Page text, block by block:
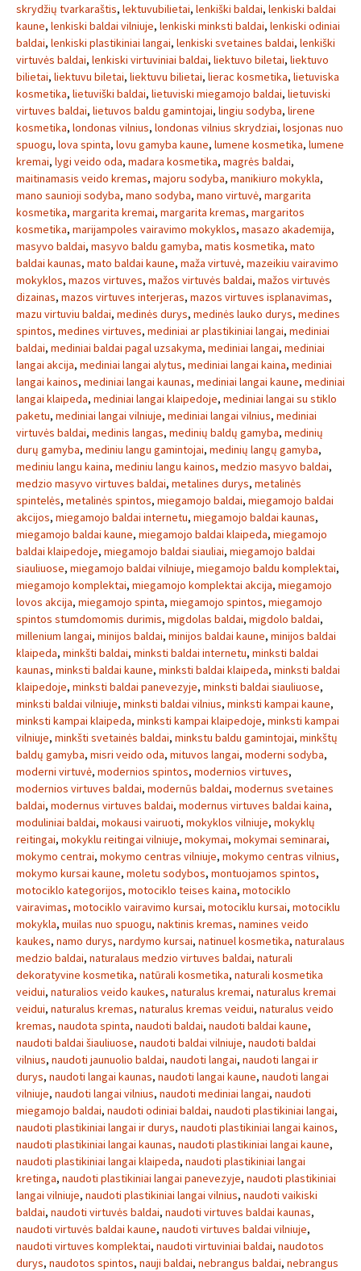
skrydžių tvarkaraštis, lektuvubilietai, lenkiški baldai, lenkiski baldai
kaune, lenkiski baldai vilniuje, lenkiski minksti baldai, lenkiski odiniai
baldai, lenkiski plastikiniai langai, lenkiski svetaines baldai, lenkiški
virtuvės baldai, lenkiski virtuviniai baldai, liektuvo biletai, liektuvo
bilietai, liektuvu biletai, liektuvu bilietai, lierac kosmetika, lietuviska
kosmetika, lietuviški baldai, lietuviski miegamojo baldai, lietuviski
virtuves baldai, lietuvos baldu gamintojai, lingiu sodyba, lirene
kosmetika, londonas vilnius, londonas vilnius skrydziai, losjonas nuo
spuogu, lova spinta, lovu gamyba kaune, lumene kosmetika, lumene
kremai, lygi veido oda, madara kosmetika, magrės baldai,
maitinamasis veido kremas, majoru sodyba, manikiuro mokykla,
mano saunioji sodyba, mano sodyba, mano virtuvė, margarita
kosmetika, margarita kremai, margarita kremas, margaritos
kosmetika, marijampoles vairavimo mokyklos, masazo akademija,
masyvo baldai, masyvo baldu gamyba, matis kosmetika, mato
baldai kaunas, mato baldai kaune, maža virtuvė, mazeikiu vairavimo
mokyklos, mazos virtuves, mažos virtuvės baldai, mažos virtuvės
dizainas, mazos virtuves interjeras, mazos virtuves isplanavimas,
mazu virtuviu baldai, medinės durys, medinės lauko durys, medines
spintos, medines virtuves, mediniai ar plastikiniai langai, mediniai
baldai, mediniai baldai pagal uzsakyma, mediniai langai, mediniai
langai akcija, mediniai langai alytus, mediniai langai kaina, mediniai
langai kainos, mediniai langai kaunas, mediniai langai kaune, mediniai
langai klaipeda, mediniai langai klaipedoje, mediniai langai su stiklo
paketu, mediniai langai vilniuje, mediniai langai vilnius, mediniai
virtuvės baldai, medinis langas, medinių baldų gamyba, medinių
durų gamyba, mediniu langu gamintojai, medinių langų gamyba,
mediniu langu kaina, mediniu langu kainos, medzio masyvo baldai,
medzio masyvo virtuves baldai, metalines durys, metalinės
spintelės, metalinės spintos, miegamojo baldai, miegamojo baldai
akcijos, miegamojo baldai internetu, miegamojo baldai kaunas,
miegamojo baldai kaune, miegamojo baldai klaipeda, miegamojo
baldai klaipedoje, miegamojo baldai siauliai, miegamojo baldai
siauliuose, miegamojo baldai vilniuje, miegamojo baldu komplektai,
miegamojo komplektai, miegamojo komplektai akcija, miegamojo
lovos akcija, miegamojo spinta, miegamojo spintos, miegamojo
spintos stumdomomis durimis, migdolas baldai, migdolo baldai,
millenium langai, minijos baldai, minijos baldai kaune, minijos baldai
klaipeda, minkšti baldai, minksti baldai internetu, minksti baldai
kaunas, minksti baldai kaune, minksti baldai klaipeda, minksti baldai
klaipedoje, minksti baldai panevezyje, minksti baldai siauliuose,
minksti baldai vilniuje, minksti baldai vilnius, minksti kampai kaune,
minksti kampai klaipeda, minksti kampai klaipedoje, minksti kampai
vilniuje, minkšti svetainės baldai, minkstu baldu gamintojai, minkštų
baldų gamyba, misri veido oda, mituvos langai, moderni sodyba,
moderni virtuvė, modernios spintos, modernios virtuves,
modernios virtuves baldai, modernūs baldai, modernus svetaines
baldai, modernus virtuves baldai, modernus virtuves baldai kaina,
moduliniai baldai, mokausi vairuoti, mokyklos vilniuje, mokyklų
reitingai, mokyklu reitingai vilniuje, mokymai, mokymai seminarai,
mokymo centrai, mokymo centras vilniuje, mokymo centras vilnius,
mokymo kursai kaune, moletu sodybos, montuojamos spintos,
motociklo kategorijos, motociklo teises kaina, motociklo
vairavimas, motociklo vairavimo kursai, motociklu kursai, motociklu
mokykla, muilas nuo spuogu, naktinis kremas, namines veido
kaukes, namo durys, nardymo kursai, natinuel kosmetika, naturalaus
medzio baldai, naturalaus medzio virtuves baldai, naturali
dekoratyvine kosmetika, natūrali kosmetika, naturali kosmetika
veidui, naturalios veido kaukes, naturalus kremai, naturalus kremai
veidui, naturalus kremas, naturalus kremas veidui, naturalus veido
kremas, naudota spinta, naudoti baldai, naudoti baldai kaune,
naudoti baldai šiauliuose, naudoti baldai vilniuje, naudoti baldai
vilnius, naudoti jaunuolio baldai, naudoti langai, naudoti langai ir
durys, naudoti langai kaunas, naudoti langai kaune, naudoti langai
vilniuje, naudoti langai vilnius, naudoti mediniai langai, naudoti
miegamojo baldai, naudoti odiniai baldai, naudoti plastikiniai langai,
naudoti plastikiniai langai ir durys, naudoti plastikiniai langai kainos,
naudoti plastikiniai langai kaunas, naudoti plastikiniai langai kaune,
naudoti plastikiniai langai klaipeda, naudoti plastikiniai langai
kretinga, naudoti plastikiniai langai panevezyje, naudoti plastikiniai
langai vilniuje, naudoti plastikiniai langai vilnius, naudoti vaikiski
baldai, naudoti virtuvės baldai, naudoti virtuves baldai kaunas,
naudoti virtuvės baldai kaune, naudoti virtuves baldai vilniuje,
naudoti virtuves komplektai, naudoti virtuviniai baldai, naudotos
durys, naudotos spintos, nauji baldai, nebrangus baldai, nebrangus